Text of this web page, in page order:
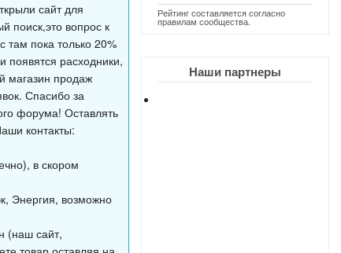
Рейтинг составляется согласно
правилам сообщества.
Наши партнеры
сайт для
поиск,это вопрос к
там пока только 20%
появятся расходники,
магазин продаж
Спасибо за
форума! Оставлять
контакты:
в скором
Энергия, возможно
(наш сайт,